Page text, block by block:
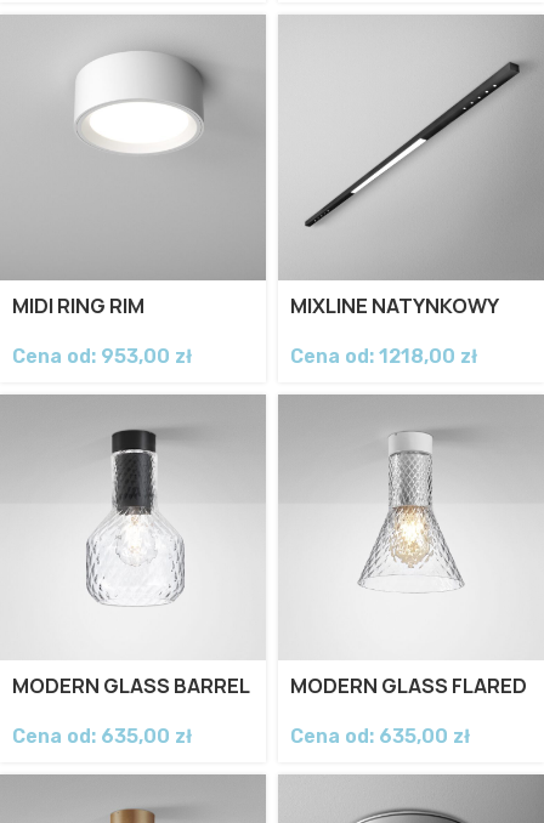
MIDI RING RIM
Cena od: 953,00 zł
MIXLINE NATYNKOWY
Cena od: 1218,00 zł
MODERN GLASS BARREL
Cena od: 635,00 zł
MODERN GLASS FLARED
Cena od: 635,00 zł